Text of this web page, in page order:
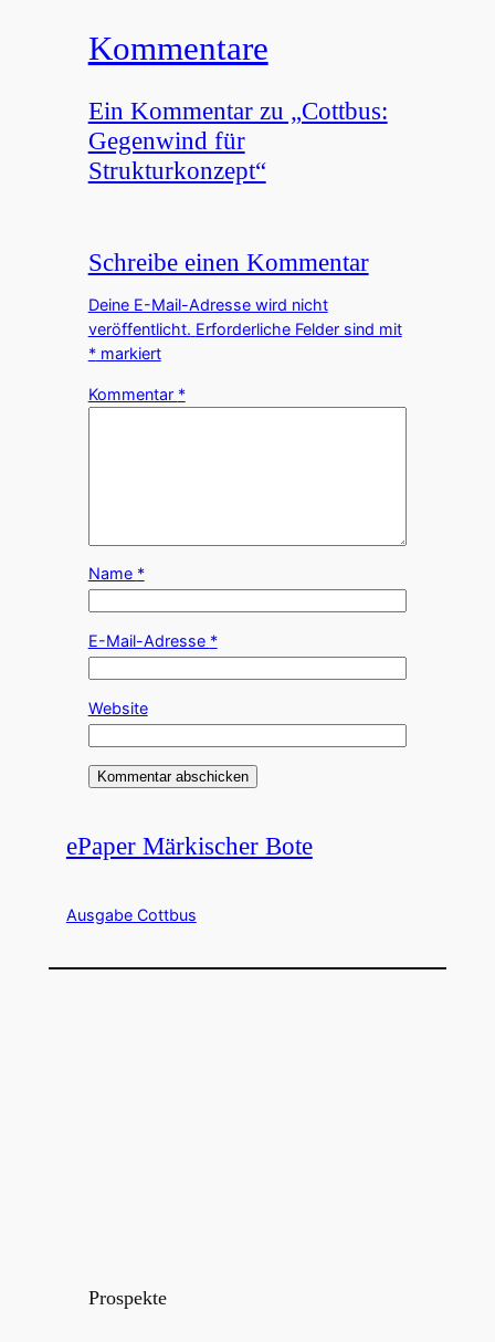
Kommentare
Ein Kommentar zu „Cottbus:
Gegenwind für
Strukturkonzept“
Schreibe einen Kommentar
Deine E-Mail-Adresse wird nicht
veröffentlicht. Erforderliche Felder sind mit
*markiert
Kommentar *
Name *
E-Mail-Adresse *
Website
ePaper Märkischer Bote
Ausgabe Cottbus
Prospekte